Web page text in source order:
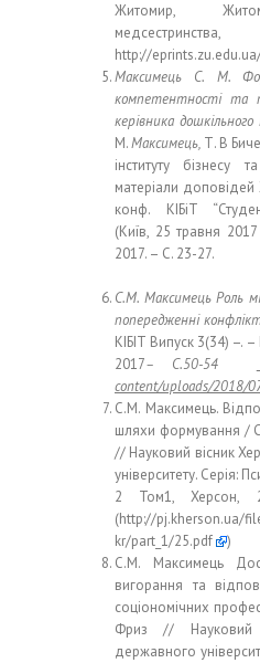
Житомир,
http://
Максимець С. М.
компетентності та
керівника дошкільного
М.Максимець, Т. В
інституту бізнесу
матеріали доповідей
конф. КІБіТ
(Київ, 25 травня
2017. – С. 23-27.
С.М. Максимець Роль
попередженні
КІБІТ Випуск 3(34) –.
2017– С.50-54
content/uploads/2018/
С.М. Максимець.
шляхи формування /
// Науковий вісник
університету. Серія:
2 Том1, Херсон,
(http://pj.kherson.ua/
kr/part_1/25.pdf
)
С.М. Максимець
вигорання та
соціономічних
Фриз // Науковий
державного